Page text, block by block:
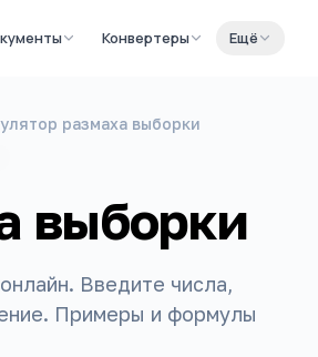
Конвертеры Ещё
размаха выборки
выборки
Введите числа,
Примеры и формулы